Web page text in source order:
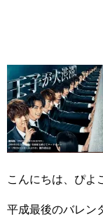
こんにちは、ぴよ
平成最後のバレン